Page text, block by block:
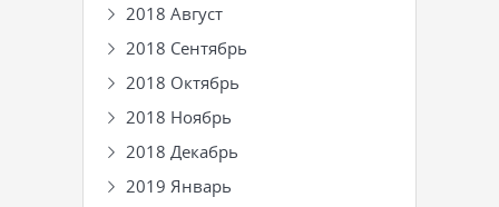
2018 Август
2018 Сентябрь
2018 Октябрь
2018 Ноябрь
2018 Декабрь
2019 Январь